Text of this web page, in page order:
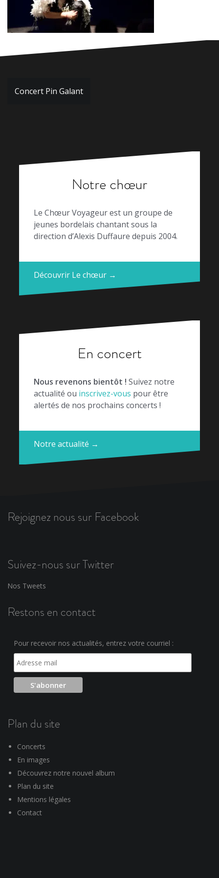
Navigation
Concert Pin Galant
Notre chœur
Le Chœur Voyageur est un groupe de
jeunes bordelais chantant sous la
direction d’Alexis Duffaure depuis 2004.
Découvrir Le chœur →
En concert
Nous revenons bientôt ! Suivez notre
actualité ou inscrivez-vous pour être
alertés de nos prochains concerts !
Notre actualité →
Rejoignez nous sur Facebook
Suivez-nous sur Twitter
Nos Tweets
Restons en contact
Pour recevoir nos actualités, entrez votre courriel :
Plan du site
Concerts
En images
Découvrez notre nouvel album
Plan du site
Mentions légales
Contact